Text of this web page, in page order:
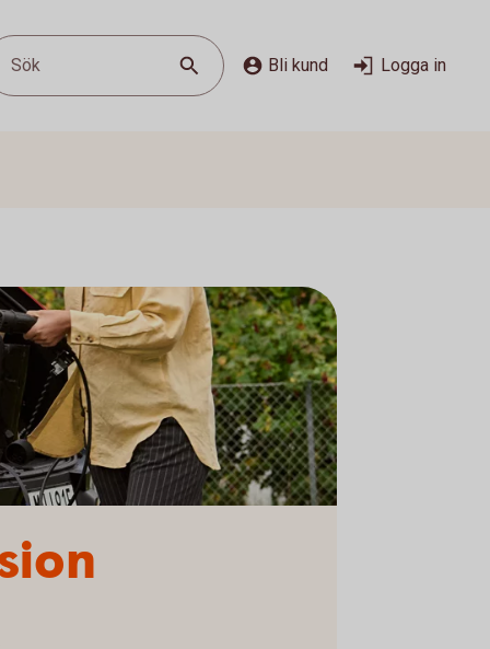
Sök Bli kund Logga in